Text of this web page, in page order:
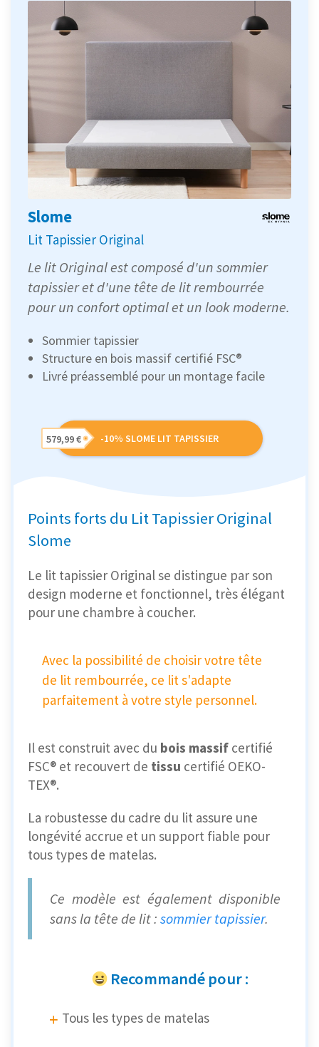
Slome
Lit Tapissier Original
Le lit Original est composé d'un sommier
tapissier et d'une tête de lit rembourrée
pour un confort optimal et un look moderne.
Sommier tapissier
Structure en bois massif certifié FSC®️
Livré préassemblé pour un montage facile
-10% SLOME LIT TAPISSIER
579,99 €
Points forts du Lit Tapissier Original
Slome
Le lit tapissier Original se distingue par son
design moderne et fonctionnel, très élégant
pour une chambre à coucher.
Avec la possibilité de choisir votre tête
de lit rembourrée, ce lit s'adapte
parfaitement à votre style personnel.
Il est construit avec du bois massif certifié
FSC® et recouvert de tissu certifié OEKO-
TEX®.
La robustesse du cadre du lit assure une
longévité accrue et un support fiable pour
tous types de matelas.
Ce modèle est également disponible
sans la tête de lit : sommier tapissier.
Recommandé pour :
Tous les types de matelas